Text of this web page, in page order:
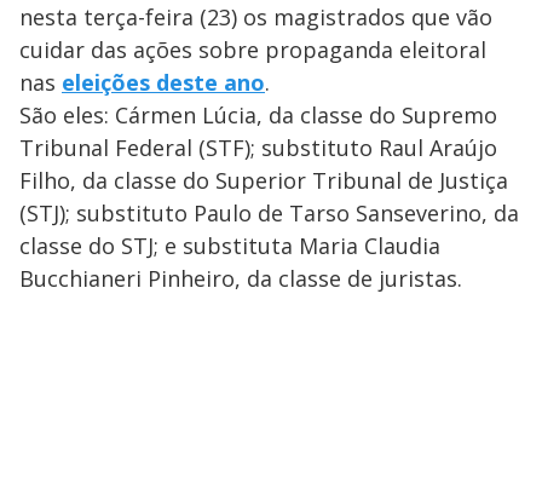
nesta terça-feira (23) os magistrados que vão
cuidar das ações sobre propaganda eleitoral
nas eleições deste ano.
São eles: Cármen Lúcia, da classe do Supremo
Tribunal Federal (STF); substituto Raul Araújo
Filho, da classe do Superior Tribunal de Justiça
(STJ); substituto Paulo de Tarso Sanseverino, da
classe do STJ; e substituta Maria Claudia
Bucchianeri Pinheiro, da classe de juristas.